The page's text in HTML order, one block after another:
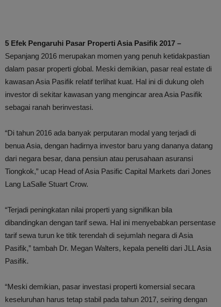
5 Efek Pengaruhi Pasar Properti Asia Pasifik 2017 –
Sepanjang 2016 merupakan momen yang penuh ketidakpastian
dalam pasar properti global. Meski demikian, pasar real estate di
kawasan Asia Pasifik relatif terlihat kuat. Hal ini di dukung oleh
investor di sekitar kawasan yang mengincar area Asia Pasifik
sebagai ranah berinvestasi.
“Di tahun 2016 ada banyak perputaran modal yang terjadi di
benua Asia, dengan hadirnya investor baru yang dananya datang
dari negara besar, dana pensiun atau perusahaan asuransi
Tiongkok,” ucap Head of Asia Pasific Capital Markets dari Jones
Lang LaSalle Stuart Crow.
“Terjadi peningkatan nilai properti yang signifikan bila
dibandingkan dengan tarif sewa. Hal ini menyebabkan persentase
tarif sewa turun ke titik terendah di sejumlah negara di Asia
Pasifik,” tambah Dr. Megan Walters, kepala peneliti dari JLL Asia
Pasifik.
“Meski demikian, pasar investasi properti komersial secara
keseluruhan harus tetap stabil pada tahun 2017, seiring dengan